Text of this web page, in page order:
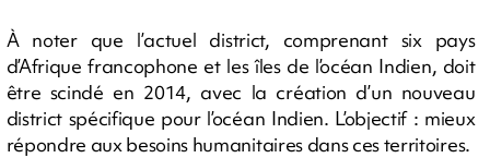
À noter que l’actuel district, comprenant six pays
d’Afrique francophone et les îles de l’océan Indien, doit
être scindé en 2014, avec la création d’un nouveau
district spécifique pour l’océan Indien. L’objectif : mieux
répondre aux besoins humanitaires dans ces territoires.